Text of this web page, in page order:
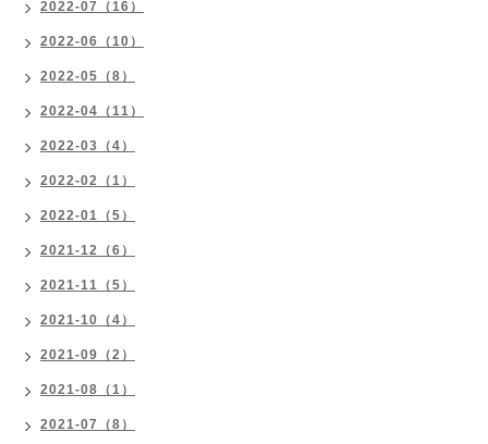
2022-07（16）
2022-06（10）
2022-05（8）
2022-04（11）
2022-03（4）
2022-02（1）
2022-01（5）
2021-12（6）
2021-11（5）
2021-10（4）
2021-09（2）
2021-08（1）
2021-07（8）